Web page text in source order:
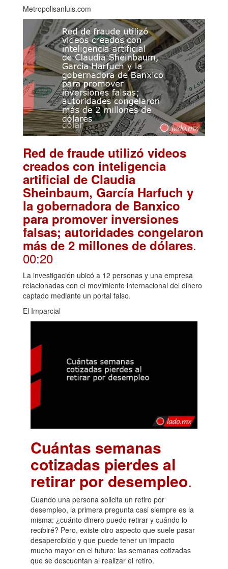
Metropolisanluis.com
Red de fraude utilizó videos
creados con inteligencia
artificial de Claudia
Sheinbaum, García Harfuch y
la gobernadora de Banxico
para promover inversiones
falsas; autoridades congelaron
más de 2 millones de dólares.
00:20
La investigación ubicó a 12 personas y una empresa
relacionadas con el movimiento internacional del dinero
captado mediante un portal falso.
El Imparcial
Cuántas semanas
cotizadas pierdes al
retirar por desempleo.
Cuando una persona solicita un retiro por
desempleo, la primera pregunta casi siempre es la
misma: ¿cuánto dinero puedo retirar y cuándo lo
recibiré? Pero, existe otro aspecto que suele pasar
desapercibido y que puede tener un impacto
mucho mayor en el futuro: las semanas cotizadas
que se descuentan al realizar el retiro.